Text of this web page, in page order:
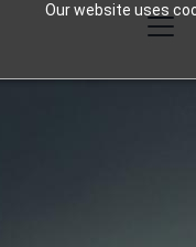
Our website uses